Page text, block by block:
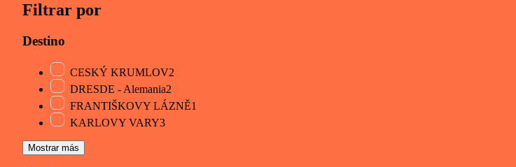
Filtrar por
Destino
CESKÝ KRUMLOV2
DRESDE - Alemania2
FRANTIŠKOVY LÁZNĚ1
KARLOVY VARY3
Mostrar más